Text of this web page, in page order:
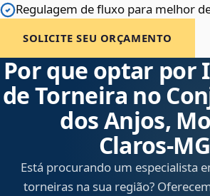
Regulagem de fluxo para melhor
SOLICITE SEU ORÇAMENTO
Por que optar por
de Torneira no
dos Anjos,
Está procurando um especialista
torneiras na sua região?